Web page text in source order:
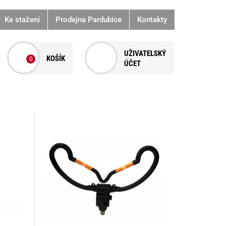
Ke stažení Prodejna Pardubice Kontakty
0